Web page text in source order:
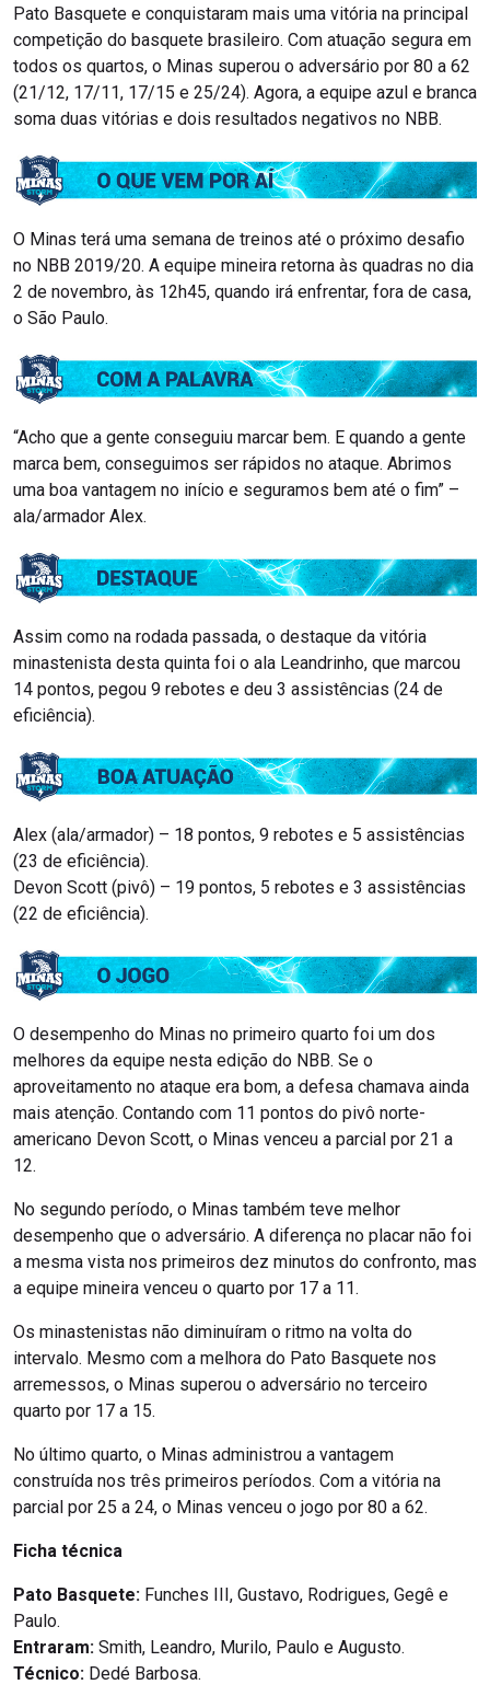
Pato Basquete e conquistaram mais uma vitória na principal
competição do basquete brasileiro. Com atuação segura em
todos os quartos, o Minas superou o adversário por 80 a 62
(21/12, 17/11, 17/15 e 25/24). Agora, a equipe azul e branca
soma duas vitórias e dois resultados negativos no NBB.
O Minas terá uma semana de treinos até o próximo desafio
no NBB 2019/20. A equipe mineira retorna às quadras no dia
2 de novembro, às 12h45, quando irá enfrentar, fora de casa,
o São Paulo.
“Acho que a gente conseguiu marcar bem. E quando a gente
marca bem, conseguimos ser rápidos no ataque. Abrimos
uma boa vantagem no início e seguramos bem até o fim” –
ala/armador Alex.
Assim como na rodada passada, o destaque da vitória
minastenista desta quinta foi o ala Leandrinho, que marcou
14 pontos, pegou 9 rebotes e deu 3 assistências (24 de
eficiência).
Alex (ala/armador) – 18 pontos, 9 rebotes e 5 assistências
(23 de eficiência).
Devon Scott (pivô) – 19 pontos, 5 rebotes e 3 assistências
(22 de eficiência).
O desempenho do Minas no primeiro quarto foi um dos
melhores da equipe nesta edição do NBB. Se o
aproveitamento no ataque era bom, a defesa chamava ainda
mais atenção. Contando com 11 pontos do pivô norte-
americano Devon Scott, o Minas venceu a parcial por 21 a
12.
No segundo período, o Minas também teve melhor
desempenho que o adversário. A diferença no placar não foi
a mesma vista nos primeiros dez minutos do confronto, mas
a equipe mineira venceu o quarto por 17 a 11.
Os minastenistas não diminuíram o ritmo na volta do
intervalo. Mesmo com a melhora do Pato Basquete nos
arremessos, o Minas superou o adversário no terceiro
quarto por 17 a 15.
No último quarto, o Minas administrou a vantagem
construída nos três primeiros períodos. Com a vitória na
parcial por 25 a 24, o Minas venceu o jogo por 80 a 62.
Ficha técnica
Pato Basquete: Funches III, Gustavo, Rodrigues, Gegê e
Paulo.
Entraram: Smith, Leandro, Murilo, Paulo e Augusto.
Técnico: Dedé Barbosa.